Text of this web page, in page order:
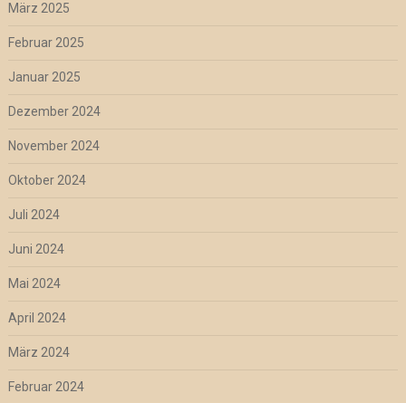
März 2025
Februar 2025
Januar 2025
Dezember 2024
November 2024
Oktober 2024
Juli 2024
Juni 2024
Mai 2024
April 2024
März 2024
Februar 2024